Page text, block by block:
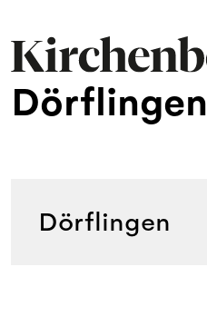
Dörflingen
Dörflingen